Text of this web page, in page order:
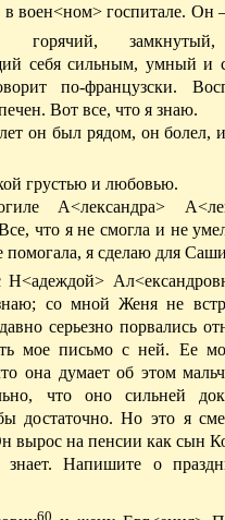
в воен<ном> госпитале. Он
замкнутый,
себя сильным, умный и
по-французски.
Вот все, что я знаю.
он был рядом, он болел,
грустью и любовью.
А<лександра>
что я не смогла и не
помогала, я сделаю для
Н<адеждой>
со мной Женя не
серьезно порвались
мое письмо с ней. Ее
она думает об этом
что оно сильней
достаточно. Но это я
вырос на пенсии как сын
Напишите о
60